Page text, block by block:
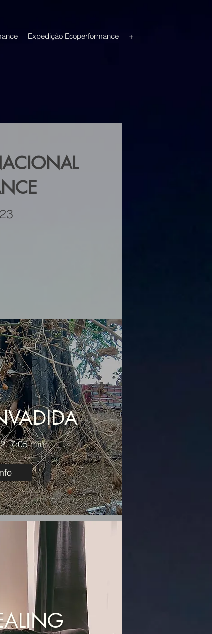
Expedição Ecoperformance +
7:05 min